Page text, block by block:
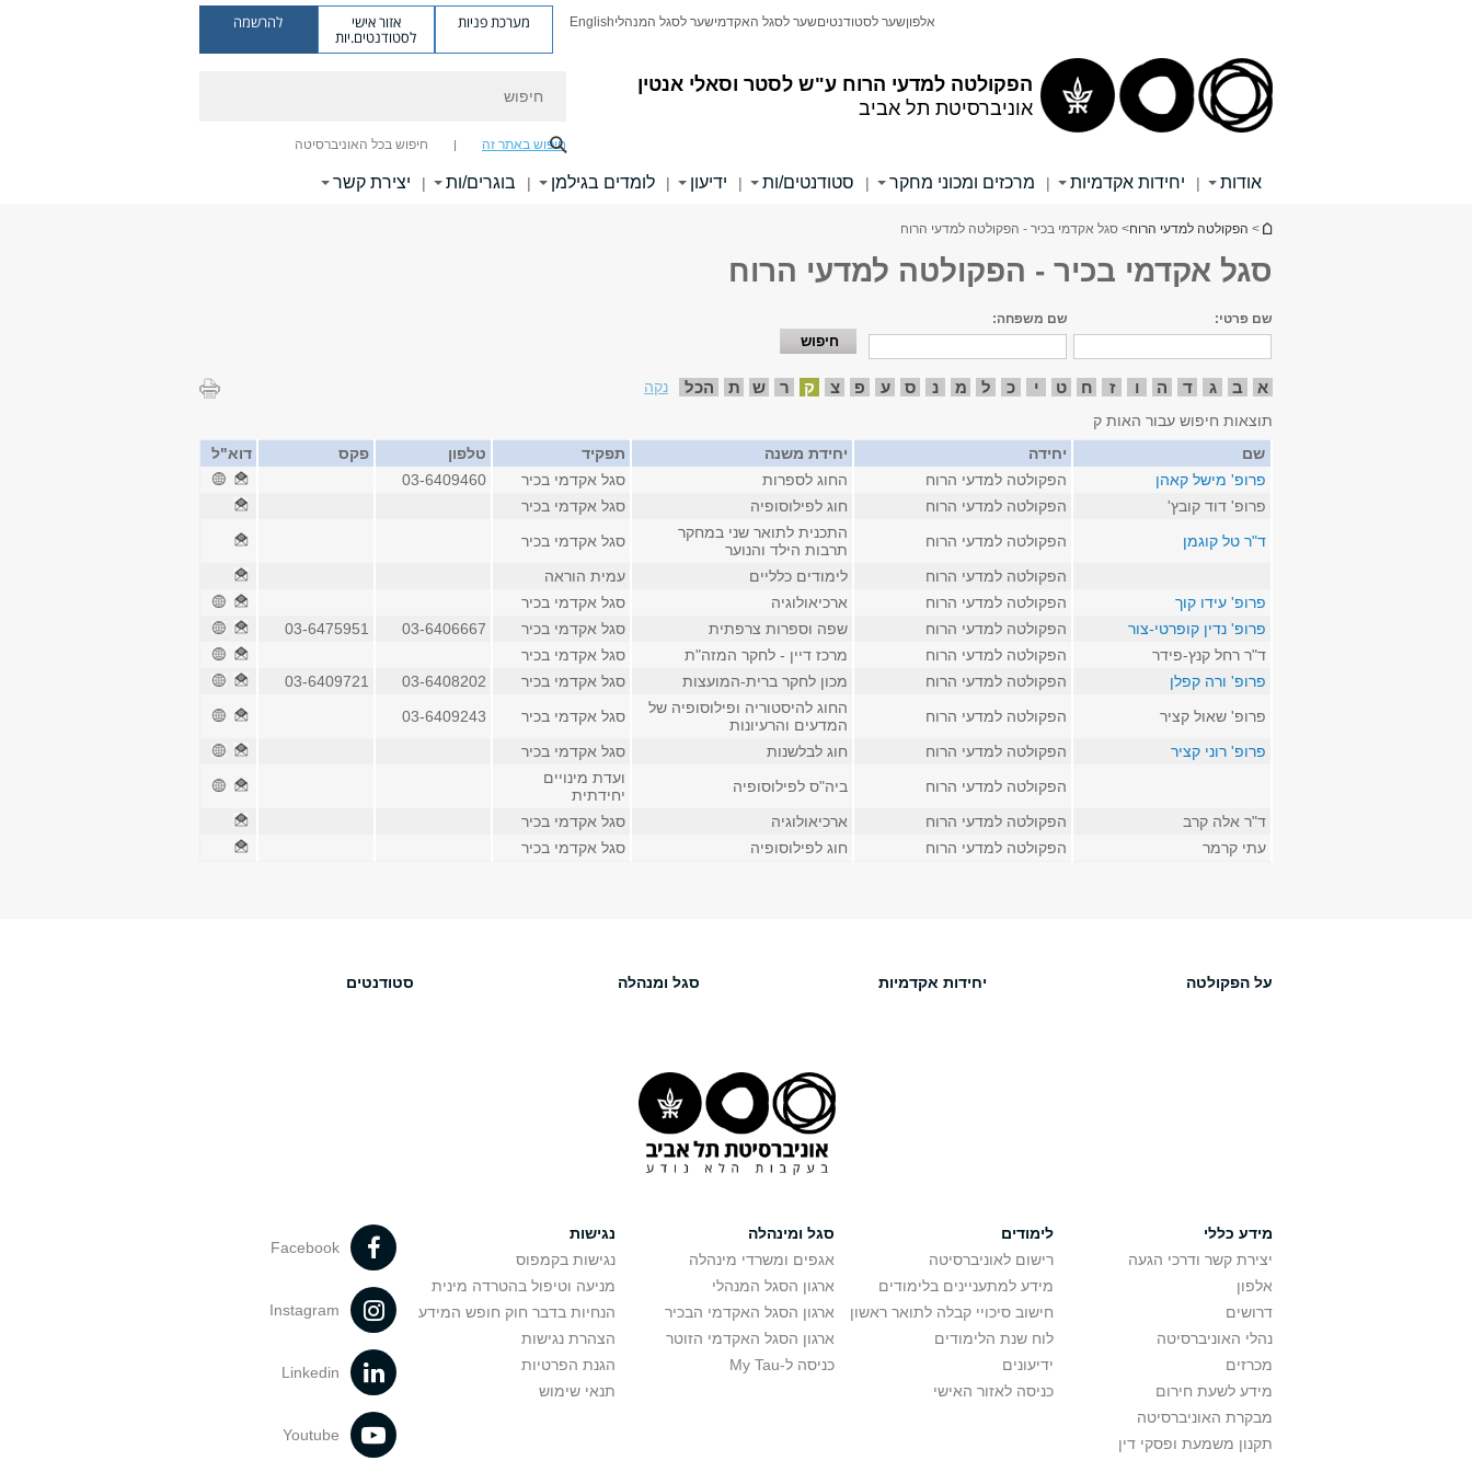
הפקולטה למדעי הרוח ע"ש לסטר וסאלי אנטין
אוניברסיטת תל אביב
אלפוןשער לסטודנטיםשער לסגל האקדמישער לסגל המנהליEnglish מערכת פניות אזור אישי
לסטודנטים.יות
להרשמה
חיפוש באתר זה חיפוש בכל האוניברסיטה
אודות | יחידות אקדמיות | מרכזים ומכוני מחקר | סטודנטים/ות | ידיעון | לומדים בגילמן | בוגרים/ות | יצירת קשר
הינך נמצא כאן
> הפקולטה למדעי הרוח> סגל אקדמי בכיר - הפקולטה למדעי הרוח
סגל אקדמי בכיר - הפקולטה למדעי הרוח
שם פרטי: שם משפחה:
א ב ג ד ה ו ז ח ט י כ ל מ נ ס ע פ צ ק ר ש ת הכל
נקה
תוצאות חיפוש עבור האות ק
שם
יחידה יחידת משנה תפקיד טלפון פקס
דוא"ל
פרופ' מישל קאהן
הפקולטה למדעי הרוח החוג לספרות סגל אקדמי בכיר
03-6409460
פרופ' דוד קובץ'
הפקולטה למדעי הרוח חוג לפילוסופיה
סגל אקדמי בכיר
ד"ר טל קוגמן
הפקולטה למדעי הרוח
התכנית לתואר שני במחקר
תרבות הילד והנוער
סגל אקדמי בכיר
הפקולטה למדעי הרוח
לימודים כלליים
עמית הוראה
פרופ' עידו קוך
הפקולטה למדעי הרוח ארכיאולוגיה
סגל אקדמי בכיר
פרופ' נדין קופרטי-צור
הפקולטה למדעי הרוח שפה וספרות צרפתית סגל אקדמי בכיר 03-6406667
03-6475951
ד"ר רחל קנץ-פידר
הפקולטה למדעי הרוח מרכז דיין - לחקר המזה"ת
סגל אקדמי בכיר
פרופ' ורה קפלן
הפקולטה למדעי הרוח מכון לחקר ברית-המועצות סגל אקדמי בכיר 03-6408202
03-6409721
פרופ' שאול קציר
הפקולטה למדעי הרוח
החוג להיסטוריה ופילוסופיה של
המדעים והרעיונות
סגל אקדמי בכיר
03-6409243
פרופ' רוני קציר
הפקולטה למדעי הרוח חוג לבלשנות
סגל אקדמי בכיר
הפקולטה למדעי הרוח
ביה"ס לפילוסופיה
ועדת מינויים
יחידתית
ד"ר אלה קרב
הפקולטה למדעי הרוח ארכיאולוגיה
סגל אקדמי בכיר
עתי קרמר
הפקולטה למדעי הרוח חוג לפילוסופיה סגל אקדמי בכיר
על הפקולטה יחידות אקדמיות סגל ומנהלה סטודנטים
מידע כללי
יצירת קשר ודרכי הגעה
אלפון
דרושים
נהלי האוניברסיטה
מכרזים
מידע לשעת חירום
מבקרת האוניברסיטה
תקנון משמעת ופסקי דין
לימודים
רישום לאוניברסיטה
מידע למתעניינים בלימודים
חישוב סיכויי קבלה לתואר ראשון
לוח שנת הלימודים
ידיעונים
כניסה לאזור האישי
סגל ומינהלה
אגפים ומשרדי מינהלה
ארגון הסגל המנהלי
ארגון הסגל האקדמי הבכיר
ארגון הסגל האקדמי הזוטר
כניסה ל-My Tau
נגישות
נגישות בקמפוס
מניעה וטיפול בהטרדה מינית
הנחיות בדבר חוק חופש המידע
הצהרת נגישות
הגנת הפרטיות
תנאי שימוש
Facebook
Instagram
Linkedin
Youtube